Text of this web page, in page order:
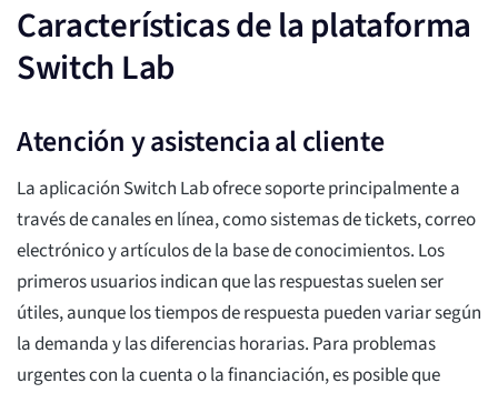
Características de la plataforma
Switch Lab
Atención y asistencia al cliente
La aplicación Switch Lab ofrece soporte principalmente a
través de canales en línea, como sistemas de tickets, correo
electrónico y artículos de la base de conocimientos. Los
primeros usuarios indican que las respuestas suelen ser
útiles, aunque los tiempos de respuesta pueden variar según
la demanda y las diferencias horarias. Para problemas
urgentes con la cuenta o la financiación, es posible que